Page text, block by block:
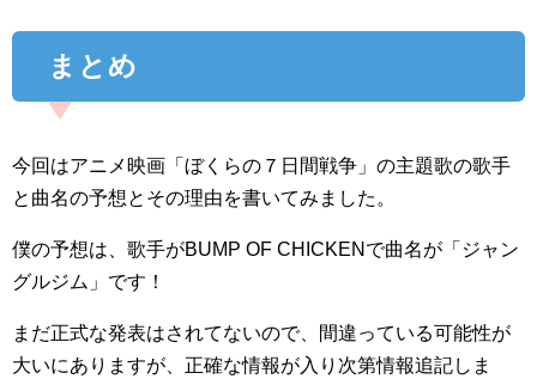
まとめ
今回はアニメ映画「ぼくらの７日間戦争」の主題歌の歌手
と曲名の予想とその理由を書いてみました。
僕の予想は、歌手がBUMP OF CHICKENで曲名が「ジャン
グルジム」です！
まだ正式な発表はされてないので、間違っている可能性が
大いにありますが、正確な情報が入り次第情報追記しま